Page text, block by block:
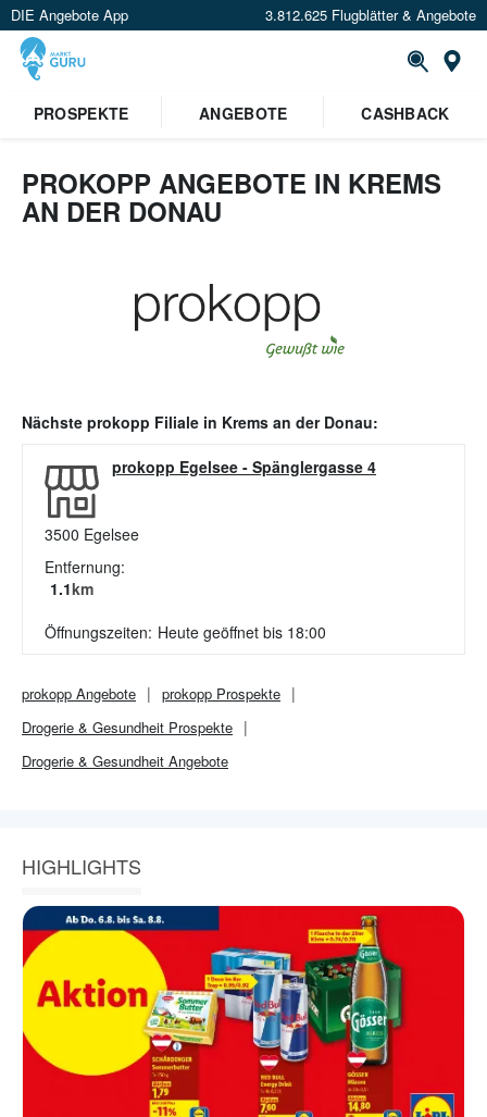
DIE Angebote App 3.812.625 Flugblätter & Angebote
PROSPEKTE
ANGEBOTE CASHBACK
PROKOPP ANGEBOTE IN KREMS
AN DER DONAU
Nächste prokopp Filiale in Krems an der Donau:
prokopp Egelsee - Spänglergasse 4
3500 Egelsee
Entfernung:
1.1km
Öffnungszeiten: Heute geöffnet bis 18:00
prokopp Angebote prokopp Prospekte
Drogerie & Gesundheit Prospekte
Drogerie & Gesundheit Angebote
HIGHLIGHTS